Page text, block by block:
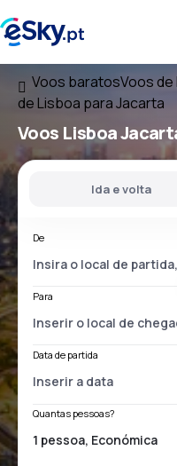
Voos baratosVoos de
de Lisboa para Jacarta
Voos Lisboa
Ida e volta
De
Para
Data de partida
Quantas pessoas?